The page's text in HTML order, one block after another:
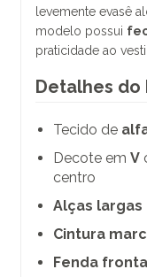
levemente evasê
modelo possui
praticidade ao
Detalhes do
Tecido de
Decote em V
centro
Alças largas
Cintura
Fenda